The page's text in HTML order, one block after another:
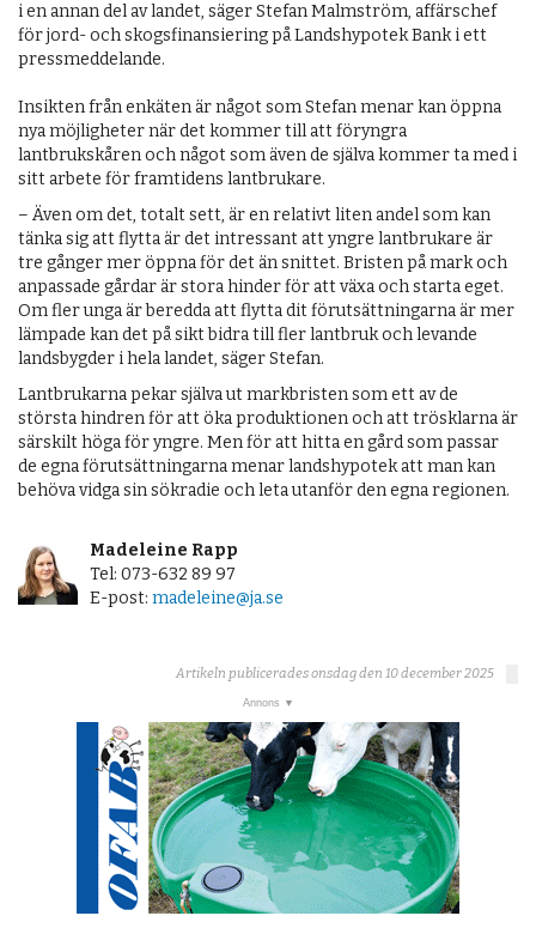
i en annan del av landet, säger Stefan Malmström, affärschef
för jord- och skogsfinansiering på Landshypotek Bank i ett
pressmeddelande.
Insikten från enkäten är något som Stefan menar kan öppna
nya möjligheter när det kommer till att föryngra
lantbrukskåren och något som även de själva kommer ta med i
sitt arbete för framtidens lantbrukare.
– Även om det, totalt sett, är en relativt liten andel som kan
tänka sig att flytta är det intressant att yngre lantbrukare är
tre gånger mer öppna för det än snittet. Bristen på mark och
anpassade gårdar är stora hinder för att växa och starta eget.
Om fler unga är beredda att flytta dit förutsättningarna är mer
lämpade kan det på sikt bidra till fler lantbruk och levande
landsbygder i hela landet, säger Stefan.
Lantbrukarna pekar själva ut markbristen som ett av de
största hindren för att öka produktionen och att trösklarna är
särskilt höga för yngre. Men för att hitta en gård som passar
de egna förutsättningarna menar landshypotek att man kan
behöva vidga sin sökradie och leta utanför den egna regionen.
Madeleine Rapp
Tel: 073-632 89 97
E-post: madeleine@ja.se
Artikeln publicerades onsdag den 10 december 2025